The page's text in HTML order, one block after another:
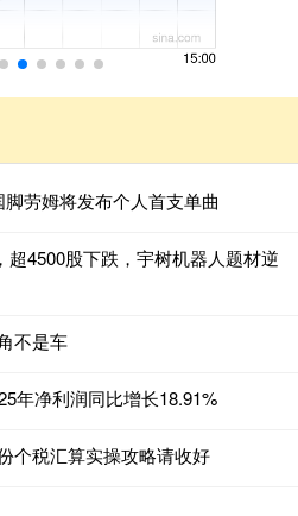
劳姆将发布个人首支单曲
4500股下跌，宇树机器人题材逆
不是车
年净利润同比增长18.91%
个税汇算实操攻略请收好